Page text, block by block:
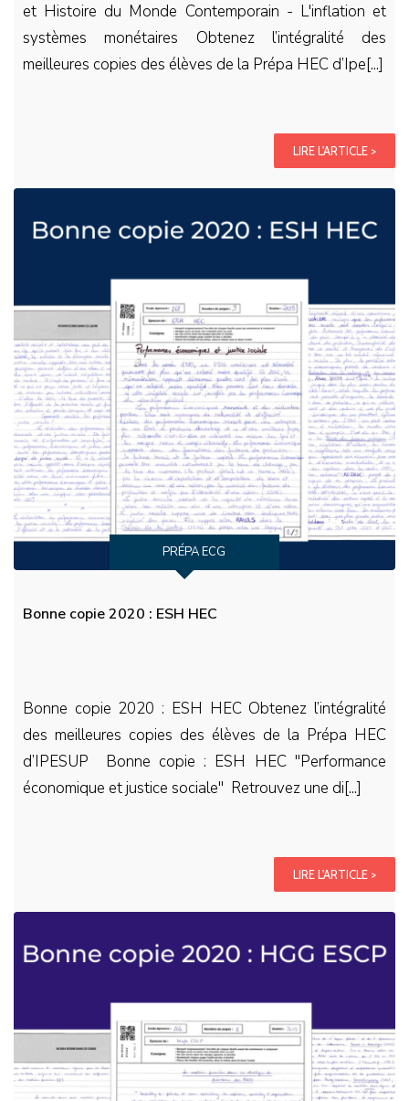
et Histoire du Monde Contemporain - L'inflation et
systèmes monétaires Obtenez l’intégralité des
meilleures copies des élèves de la Prépa HEC d’Ipe[...]
LIRE L'ARTICLE >
PRÉPA ECG
Bonne copie 2020 : ESH HEC
Bonne copie 2020 : ESH HEC Obtenez l’intégralité
des meilleures copies des élèves de la Prépa HEC
d’IPESUP Bonne copie : ESH HEC "Performance
économique et justice sociale" Retrouvez une di[...]
LIRE L'ARTICLE >